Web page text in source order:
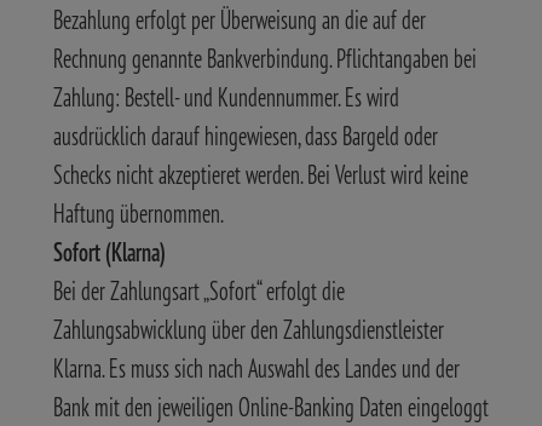
Bezahlung erfolgt per Überweisung an die auf der
Rechnung genannte Bankverbindung. Pflichtangaben bei
Zahlung: Bestell- und Kundennummer. Es wird
ausdrücklich darauf hingewiesen, dass Bargeld oder
Schecks nicht akzeptieret werden. Bei Verlust wird keine
Haftung übernommen.
Sofort (Klarna)
Bei der Zahlungsart „Sofort“ erfolgt die
Zahlungsabwicklung über den Zahlungsdienstleister
Klarna. Es muss sich nach Auswahl des Landes und der
Bank mit den jeweiligen Online-Banking Daten eingeloggt